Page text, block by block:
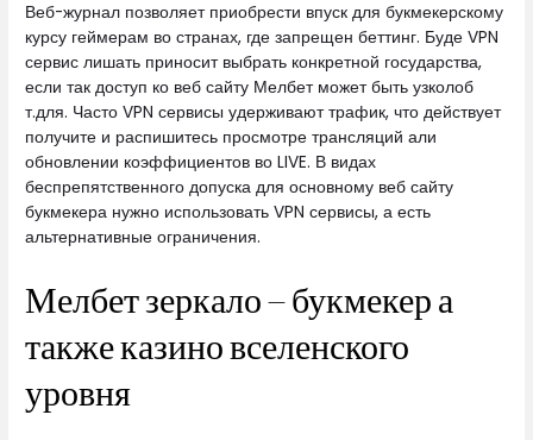
Веб-журнал позволяет приобрести впуск для букмекерскому
курсу геймерам во странах, где запрещен беттинг. Буде VPN
сервис лишать приносит выбрать конкретной государства,
если так доступ ко веб сайту Мелбет может быть узколоб
т.для. Часто VPN сервисы удерживают трафик, что действует
получите и распишитесь просмотре трансляций али
обновлении коэффициентов во LIVE. В видах
беспрепятственного допуска для основному веб сайту
букмекера нужно использовать VPN сервисы, а есть
альтернативные ограничения.
Мелбет зеркало – букмекер а
также казино вселенского
уровня